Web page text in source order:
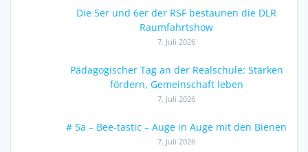
Die 5er und 6er der RSF bestaunen die DLR
Raumfahrtshow
7. Juli 2026
Pädagogischer Tag an der Realschule: Stärken
fördern, Gemeinschaft leben
7. Juli 2026
# 5a – Bee-tastic – Auge in Auge mit den Bienen
7. Juli 2026